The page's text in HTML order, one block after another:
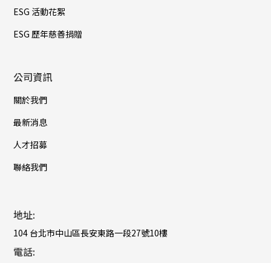
ESG 活動花絮
ESG 歷年慈善捐贈
公司資訊
關於我們
最新消息
人才招募
聯絡我們
地址:
104 台北市中山區長安東路一段27號10樓
電話: